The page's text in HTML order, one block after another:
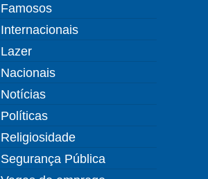
Famosos
Internacionais
Lazer
Nacionais
Notícias
Políticas
Religiosidade
Segurança Pública